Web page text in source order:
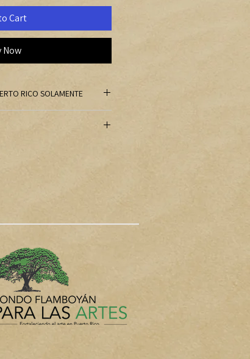
Cart
Now
RICO SOLAMENTE
solicitar y recibir el costo
adicional de $2 por compra.